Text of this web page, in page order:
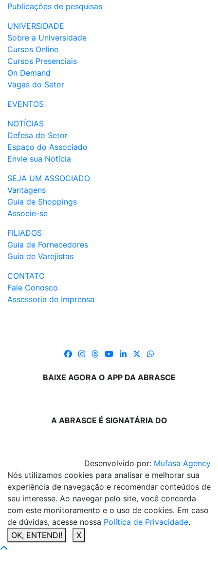
Publicações de pesquisas
UNIVERSIDADE
Sobre a Universidade
Cursos Online
Cursos Presenciais
On Demand
Vagas do Setor
EVENTOS
NOTÍCIAS
Defesa do Setor
Espaço do Associado
Envie sua Notícia
SEJA UM ASSOCIADO
Vantagens
Guia de Shoppings
Associe-se
FILIADOS
Guia de Fornecedores
Guia de Varejistas
CONTATO
Fale Conosco
Assessoria de Imprensa
BAIXE AGORA O APP DA ABRASCE
A ABRASCE É SIGNATÁRIA DO
Desenvolvido por: Mufasa Agency
Nós utilizamos cookies para analisar e melhorar sua
experiência de navegação e recomendar conteúdos de
seu interesse. Ao navegar pelo site, você concorda
com este monitoramento e o uso de cookies. Em caso
de dúvidas, acesse nossa Política de Privacidade.
OK, ENTENDI!
X